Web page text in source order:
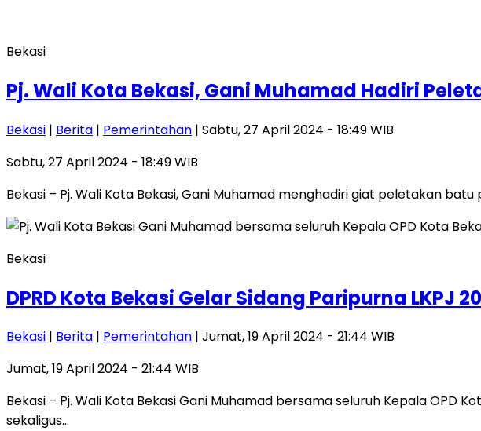
Bekasi
Pj. Wali Kota Bekasi, Gani Muhamad Hadiri
Bekasi | Berita | Pemerintahan | Sabtu, 27 April 2024 - 18:49 WIB
Sabtu, 27 April 2024 - 18:49 WIB
Bekasi – Pj. Wali Kota Bekasi, Gani Muhamad menghadiri giat peletakan
Bekasi
DPRD Kota Bekasi Gelar Sidang Paripurna LKPJ
Bekasi | Berita | Pemerintahan | Jumat, 19 April 2024 - 21:44 WIB
Jumat, 19 April 2024 - 21:44 WIB
Bekasi – Pj. Wali Kota Bekasi Gani Muhamad bersama seluruh Kepala OPD
sekaligus…